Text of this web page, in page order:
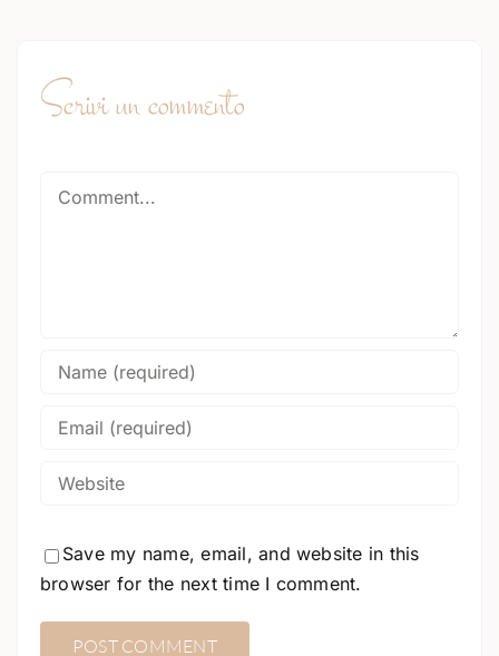
Scrivi un commento
Comment
Save my name, email, and website in this
browser for the next time I comment.